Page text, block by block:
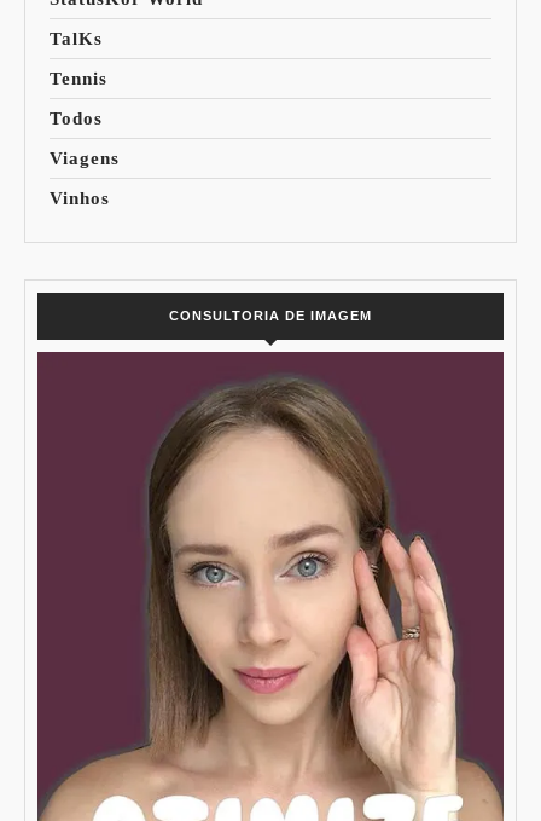
TalKs
Tennis
Todos
Viagens
Vinhos
CONSULTORIA DE IMAGEM